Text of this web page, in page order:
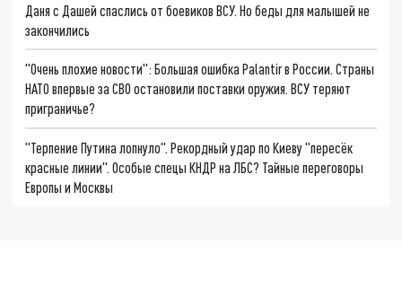
Даня с Дашей спаслись от боевиков ВСУ. Но беды для малышей не
закончились
"Очень плохие новости": Большая ошибка Palantir в России. Страны
НАТО впервые за СВО остановили поставки оружия. ВСУ теряют
приграничье?
"Терпение Путина лопнуло". Рекордный удар по Киеву "пересёк
красные линии". Особые спецы КНДР на ЛБС? Тайные переговоры
Европы и Москвы